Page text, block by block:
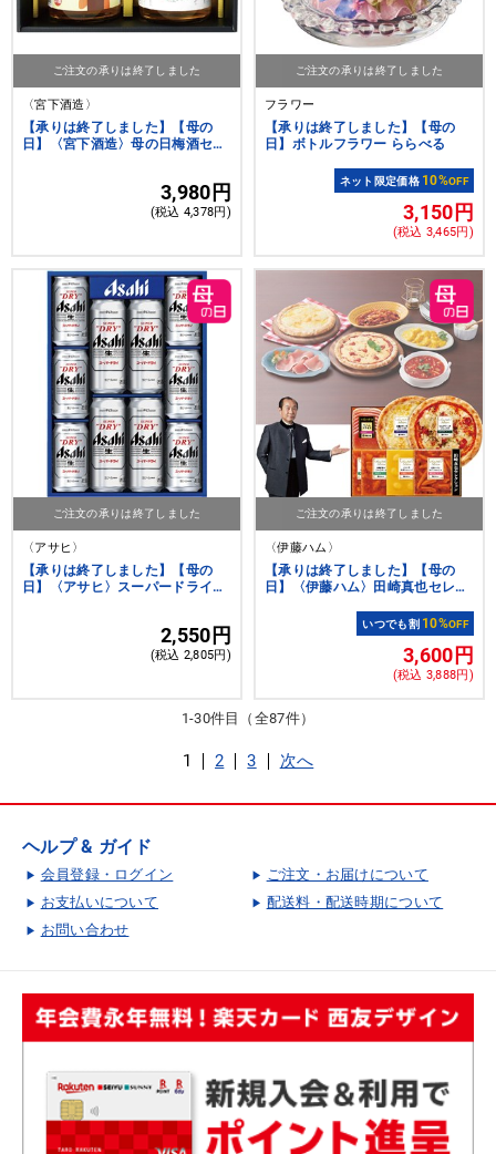
ご注文の承りは終了しました
〈宮下酒造〉
【承りは終了しました】【母の
日】〈宮下酒造〉母の日梅酒セッ
3,980円
(税込 4,378円)
ご注文の承りは終了しました
フラワー
【承りは終了しました】【母の
日】ボトルフラワー ららべる
ネット限定価格 10%OFF
3,150円
(税込 3,465円)
ご注文の承りは終了しました
〈アサヒ〉
【承りは終了しました】【母の
日】〈アサヒ〉スーパードライ缶
2,550円
(税込 2,805円)
ご注文の承りは終了しました
〈伊藤ハム〉
【承りは終了しました】【母の
日】〈伊藤ハム〉田崎真也セレク
いつでも割 10%OFF
3,600円
(税込 3,888円)
1-30件目（全87件）
1 2 3 次へ
ヘルプ & ガイド
会員登録・ログイン
ご注文・お届けについて
お支払いについて
配送料・配送時期について
お問い合わせ